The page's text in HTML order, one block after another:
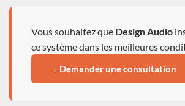
Vous souhaitez que Design Audio
ce système dans les meilleures
→ Demander une consultation